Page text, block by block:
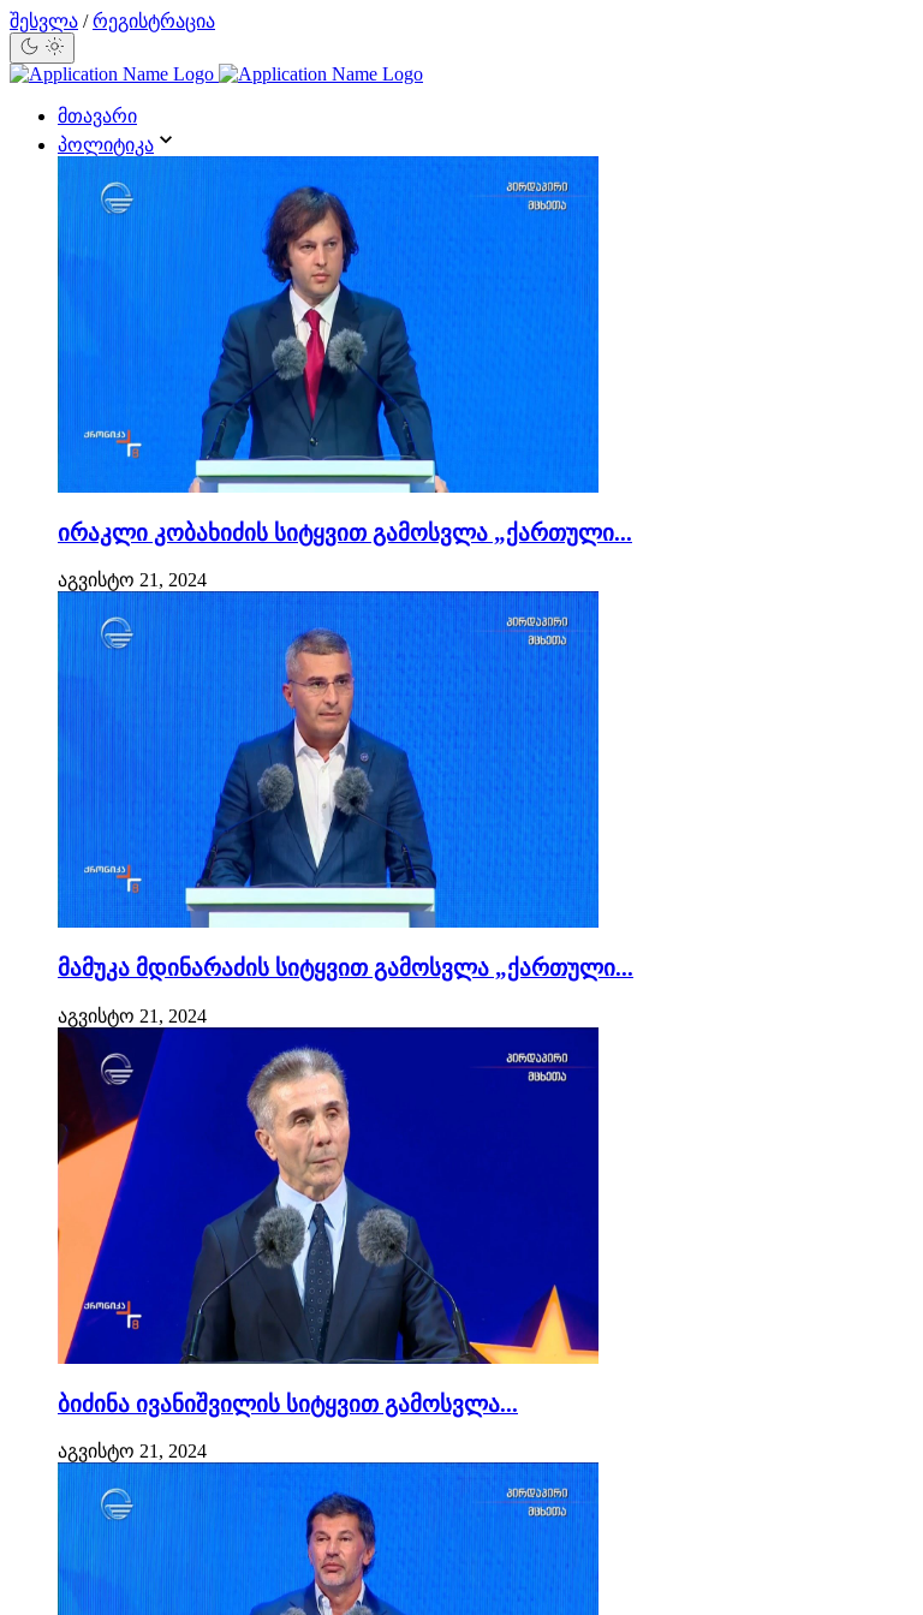
შესვლა / რეგისტრაცია
მთავარი
პოლიტიკა
ირაკლი კობახიძის სიტყვით გამოსვლა „ქართული...
აგვისტო 21, 2024
მამუკა მდინარაძის სიტყვით გამოსვლა „ქართული...
აგვისტო 21, 2024
ბიძინა ივანიშვილის სიტყვით გამოსვლა...
აგვისტო 21, 2024